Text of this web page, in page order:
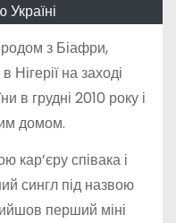
Україні
з Біафри,
Нігерії на заході
в грудні 2010 року і
домом.
кар’єру співака і
сингл під назвою
перший міні